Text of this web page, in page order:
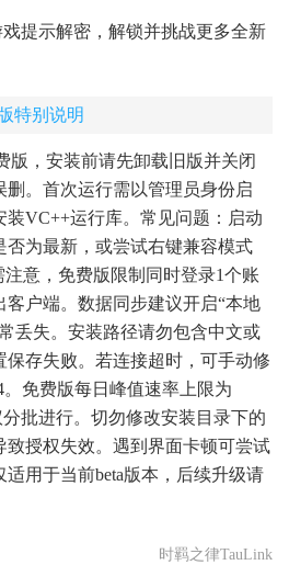
提示解密，解锁并挑战更多全新
特别说明
版，安装前请先卸载旧版并关闭
删。首次运行需以管理员身份启
VC++运行库。常见问题：启动
否为最新，或尝试右键兼容模式
注意，免费版限制同时登录1个账
户端。数据同步建议开启“本地
丢失。安装路径请勿包含中文或
保存失败。若连接超时，可手动修
。免费版每日峰值速率上限为
批进行。切勿修改安装目录下的
致授权失效。遇到界面卡顿可尝试
用于当前beta版本，后续升级请
时羁之律TauLink